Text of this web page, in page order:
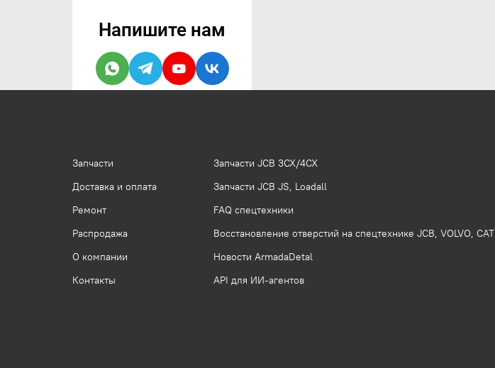
Напишите нам
Запчасти
Доставка и оплата
Ремонт
Распродажа
О компании
Контакты
Запчасти JCB 3CX/4CX
Запчасти JCB JS, Loadall
FAQ спецтехники
Восстановление отверстий на спецтехнике JCB, VOLVO, CAT
Новости ArmadaDetal
API для ИИ-агентов